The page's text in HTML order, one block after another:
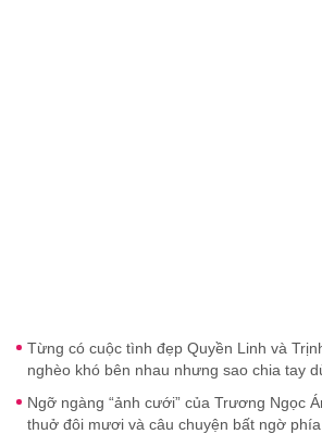
Từng có cuộc tình đẹp Quyền Linh và
nghèo khó bên nhau nhưng sao chia tay
Ngỡ ngàng “ảnh cưới” của Trương Ngọc
thuở đôi mươi và câu chuyện bất ngờ